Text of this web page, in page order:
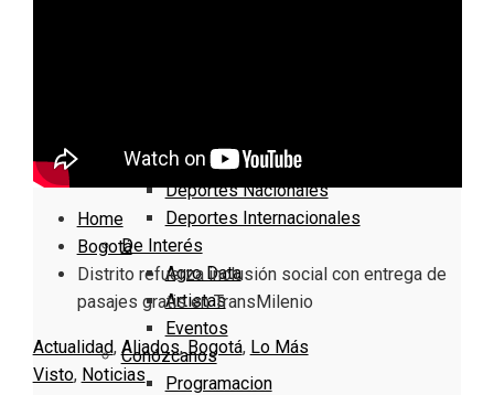
Deportes Locales
Deportes Nacionales
Deportes Internacionales
De Interés
Agro Data
Artistas
Eventos
Conózcanos
Programacion
Home
Bogotá
Distrito refuerza inclusión social con entrega de
pasajes gratis en TransMilenio
Actualidad, Aliados, Bogotá, Lo Más
Visto, Noticias